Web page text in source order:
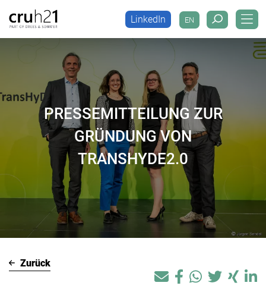
EN
LinkedIn EN
LinkedIn
PRESSEMITTEILUNG ZUR
GRÜNDUNG VON
TRANSHYDE2.0
Zurück